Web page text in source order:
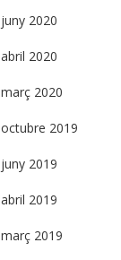
juny 2020
abril 2020
març 2020
octubre 2019
juny 2019
abril 2019
març 2019